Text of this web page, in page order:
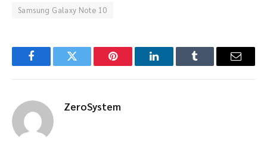
Samsung Galaxy Note 10
FacebookTwitter Pinterest LinkedInTumblr Email
ZeroSystem